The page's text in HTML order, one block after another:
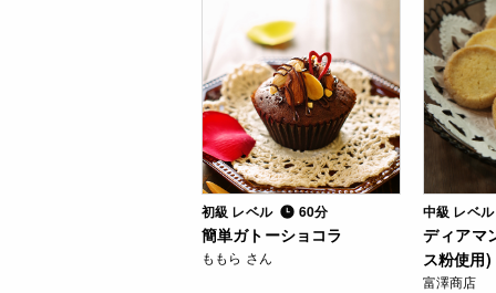
初級 レベル 60分
簡単ガトーショコラ
ももら さん
中級 レベ
ディアマ
ス粉使用)
富澤商店